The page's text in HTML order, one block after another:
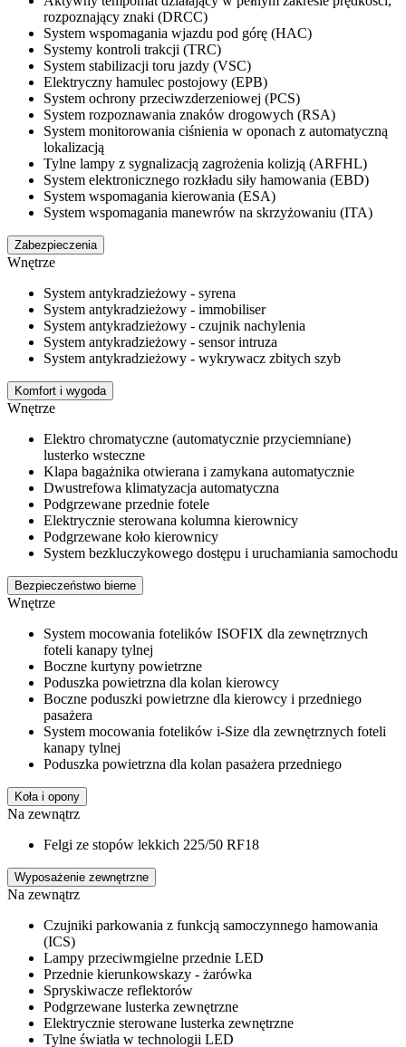
rozpoznający znaki (DRCC)
System wspomagania wjazdu pod górę (HAC)
Systemy kontroli trakcji (TRC)
System stabilizacji toru jazdy (VSC)
Elektryczny hamulec postojowy (EPB)
System ochrony przeciwzderzeniowej (PCS)
System rozpoznawania znaków drogowych (RSA)
System monitorowania ciśnienia w oponach z automatyczną
lokalizacją
Tylne lampy z sygnalizacją zagrożenia kolizją (ARFHL)
System elektronicznego rozkładu siły hamowania (EBD)
System wspomagania kierowania (ESA)
System wspomagania manewrów na skrzyżowaniu (ITA)
Zabezpieczenia
Wnętrze
System antykradzieżowy - syrena
System antykradzieżowy - immobiliser
System antykradzieżowy - czujnik nachylenia
System antykradzieżowy - sensor intruza
System antykradzieżowy - wykrywacz zbitych szyb
Komfort i wygoda
Wnętrze
Elektro chromatyczne (automatycznie przyciemniane)
lusterko wsteczne
Klapa bagażnika otwierana i zamykana automatycznie
Dwustrefowa klimatyzacja automatyczna
Podgrzewane przednie fotele
Elektrycznie sterowana kolumna kierownicy
Podgrzewane koło kierownicy
System bezkluczykowego dostępu i uruchamiania samochodu
Bezpieczeństwo bierne
Wnętrze
System mocowania fotelików ISOFIX dla zewnętrznych
foteli kanapy tylnej
Boczne kurtyny powietrzne
Poduszka powietrzna dla kolan kierowcy
Boczne poduszki powietrzne dla kierowcy i przedniego
pasażera
System mocowania fotelików i-Size dla zewnętrznych foteli
kanapy tylnej
Poduszka powietrzna dla kolan pasażera przedniego
Koła i opony
Na zewnątrz
Felgi ze stopów lekkich 225/50 RF18
Wyposażenie zewnętrzne
Na zewnątrz
Czujniki parkowania z funkcją samoczynnego hamowania
(ICS)
Lampy przeciwmgielne przednie LED
Przednie kierunkowskazy - żarówka
Spryskiwacze reflektorów
Podgrzewane lusterka zewnętrzne
Elektrycznie sterowane lusterka zewnętrzne
Tylne światła w technologii LED